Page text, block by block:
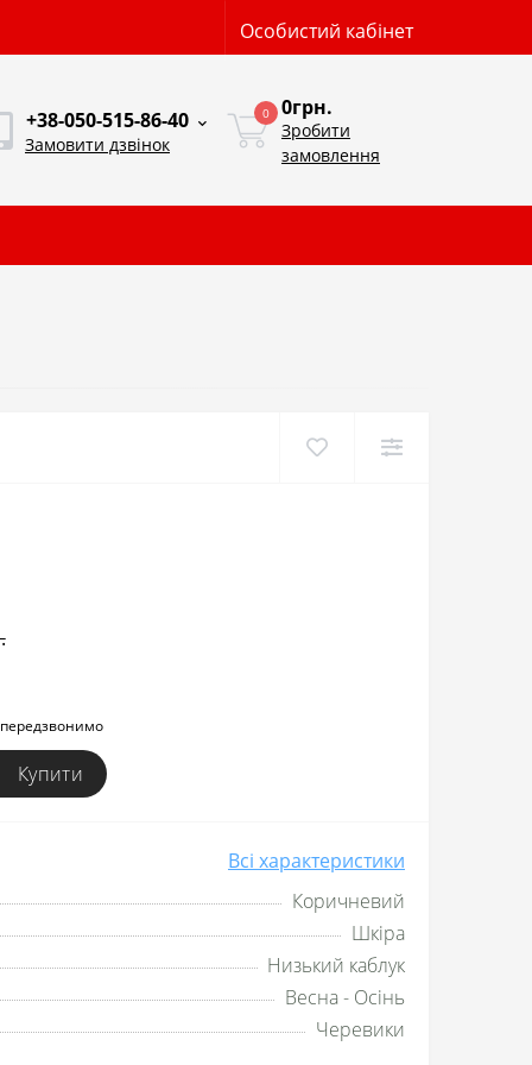
Особистий кабінет
+38-050-515-86-40
Замовити дзвінок
0 0грн.
Зробити
замовлення
Купити
Всі характеристики
Коричневий
Шкіра
Низький каблук
Весна - Осінь
Черевики